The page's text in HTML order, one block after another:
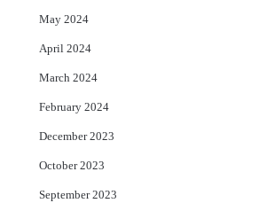
May 2024
April 2024
March 2024
February 2024
December 2023
October 2023
September 2023